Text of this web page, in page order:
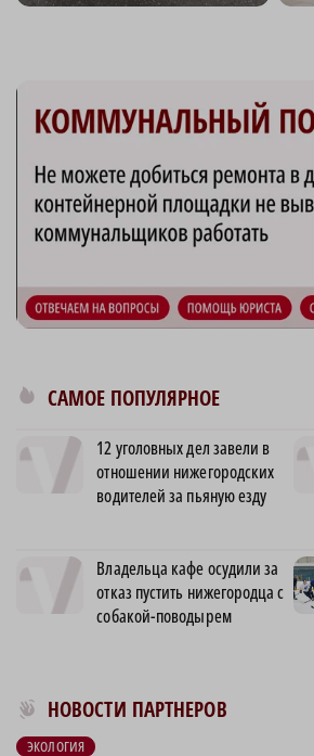
САМОЕ ПОПУЛЯРНОЕ
12 уголовных дел завели в
отношении нижегородских
водителей за пьяную езду
Владельца кафе осудили за
отказ пустить нижегородца с
собакой-поводырем
НОВОСТИ ПАРТНЕРОВ
Новости МирТесен
ЭКОЛОГИЯ